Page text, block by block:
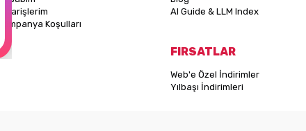
Siparişlerim
Kampanya Koşulları
AI Guide & LLM Index
FIRSATLAR
Web'e Özel İndirimler
Yılbaşı İndirimleri